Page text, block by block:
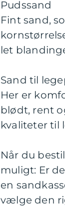
Pudssand
Fint sand,
let
Sand til
Her er
blødt, rent
kvaliteter til
Når du
muligt: Er
en
vælge den